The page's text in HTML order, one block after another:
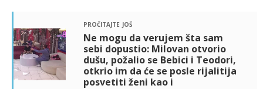
pročitajte još
Ne mogu da verujem šta sam
sebi dopustio: Milovan otvorio
dušu, požalio se Bebici i Teodori,
otkrio im da će se posle rijalitija
posvetiti ženi kao i